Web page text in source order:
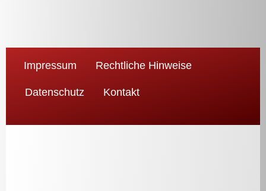
Impressum Rechtliche Hinweise
Datenschutz Kontakt